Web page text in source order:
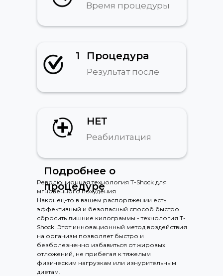
Время процедуры
Процедура
Реабилитация
1
Результат после
НЕТ
Подробнее о
процедуре
Революционная технология T-Shock для
мгновенного похудения
Наконец-то в вашем распоряжении есть
эффективный и безопасный способ быстро
сбросить лишние килограммы - технология T-
Shock! Этот инновационный метод воздействия
на организм позволяет быстро и
безболезненно избавиться от жировых
отложений, не прибегая к тяжелым
физическим нагрузкам или изнурительным
диетам.